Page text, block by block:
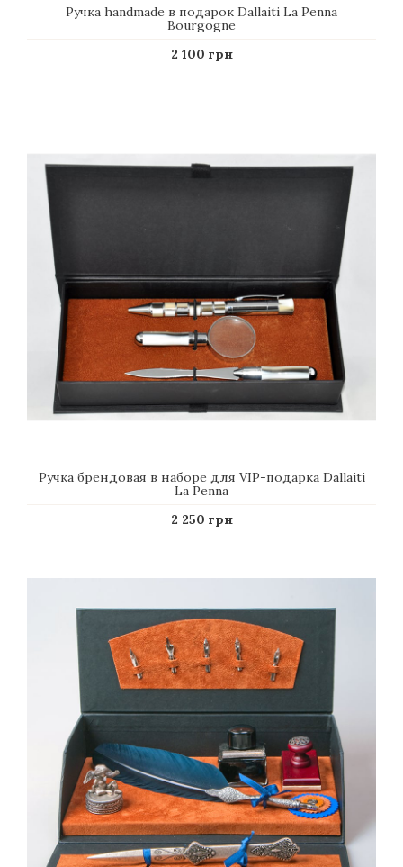
Ручка handmade в подарок Dallaiti La Penna
Bourgogne
2 100 грн
Ручка брендовая в наборе для VIP-подарка Dallaiti
La Penna
2 250 грн